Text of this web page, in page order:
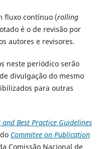
fluxo contínuo (rolling
é o de revisão por
autores e revisores.
neste periódico serão
divulgação do mesmo
para outras
and Best Practice Guidelines
Commitee on Publication
Comissão Nacional de